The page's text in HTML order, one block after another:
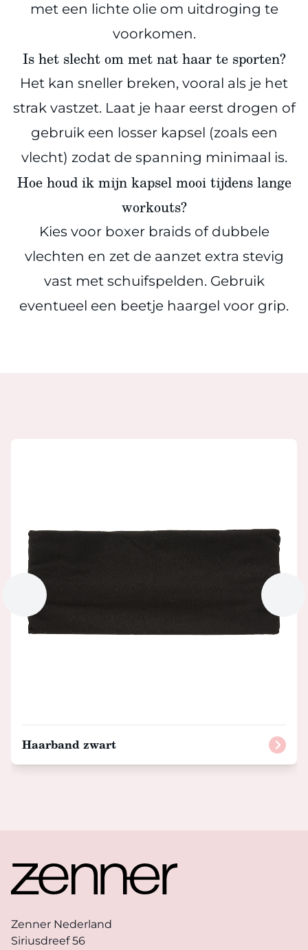
met een lichte olie om uitdroging te
voorkomen.
Is het slecht om met nat haar te sporten?
Het kan sneller breken, vooral als je het
strak vastzet. Laat je haar eerst drogen of
gebruik een losser kapsel (zoals een
vlecht) zodat de spanning minimaal is.
Hoe houd ik mijn kapsel mooi tijdens lange
workouts?
Kies voor boxer braids of dubbele
vlechten en zet de aanzet extra stevig
vast met schuifspelden. Gebruik
eventueel een beetje haargel voor grip.
Haarband zwart
Zenner Nederland
Siriusdreef 56